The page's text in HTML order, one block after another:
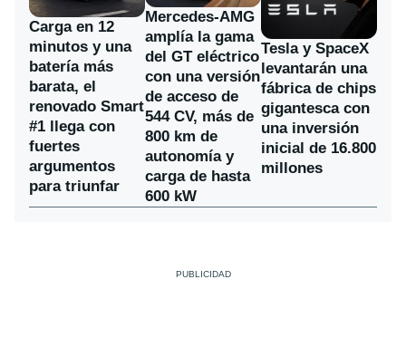
Carga en 12
minutos y una
batería más
barata, el
renovado Smart
#1 llega con
fuertes
argumentos
para triunfar
Mercedes-AMG
amplía la gama
del GT eléctrico
con una versión
de acceso de
544 CV, más de
800 km de
autonomía y
carga de hasta
600 kW
Tesla y SpaceX
levantarán una
fábrica de chips
gigantesca con
una inversión
inicial de 16.800
millones